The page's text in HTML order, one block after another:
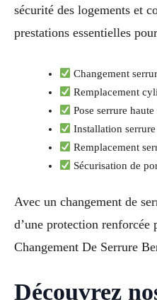
sécurité des logements et
prestations essentielles
Changement
Remplacement
Pose serrure haute
Installation
Remplacement
Sécurisation de
Avec un changement de
d’une protection renforcée
Changement De Serrure
Découvrez